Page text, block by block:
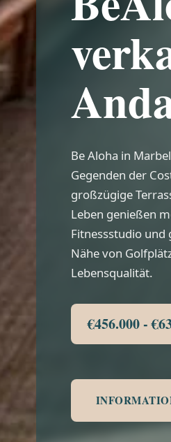
Be Aloha in
Gegenden der
großzügige
Leben genießen
Fitnessstudio und
Nähe von
Lebensqualität.
€456.000 -